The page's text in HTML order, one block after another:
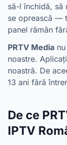
să-l închidă, să
se oprească —
panel rămân
PRTV Media
noastre.
noastră. De
13 ani fără
De ce
IPTV